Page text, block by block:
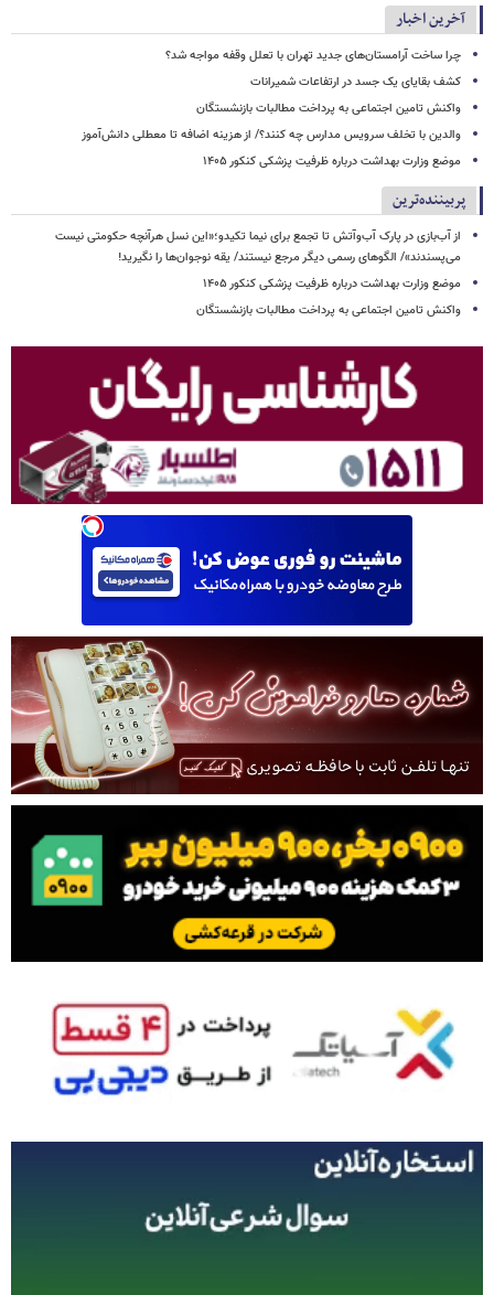
آخرین اخبار
چرا ساخت آرامستان‌های جدید تهران با تعلل وقفه مواجه شد؟
کشف بقایای یک جسد در ارتفاعات شمیرانات
واکنش تامین اجتماعی به پرداخت مطالبات بازنشستگان
والدین با تخلف سرویس مدارس چه کنند؟/ از هزینه اضافه تا معطلی دانش‌آموز
موضع وزارت بهداشت درباره ظرفیت پزشکی کنکور ۱۴۰۵
پربیننده‌ترین
از آب‌بازی در پارک آب‌وآتش تا تجمع برای نیما تکیدو؛«این نسل هرآنچه حکومتی نیست
می‌پسندند»/ الگوهای رسمی دیگر مرجع نیستند/ یقه نوجوان‌ها را نگیرید!
موضع وزارت بهداشت درباره ظرفیت پزشکی کنکور ۱۴۰۵
واکنش تامین اجتماعی به پرداخت مطالبات بازنشستگان